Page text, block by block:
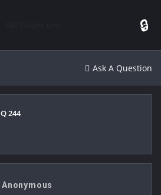
Ask A Question
Q 244
Anonymous